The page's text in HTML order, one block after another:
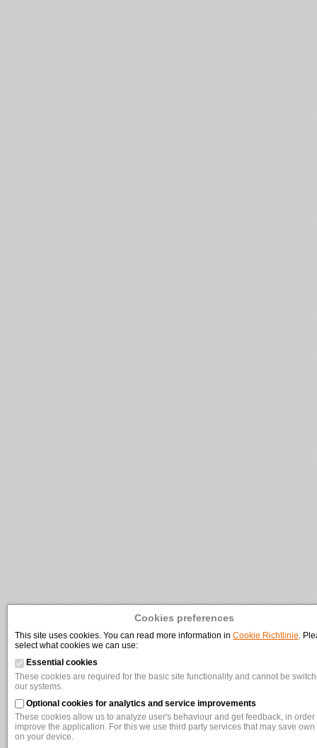
Cookies preferences
This site uses cookies. You can read more information in Cookie Richtlinie.
select what cookies we can use:
Essential cookies
These cookies are required for the basic site functionality and cannot be
our systems.
Optional cookies for analytics and service improvements
These cookies allow us to analyze user's behaviour and get feedback, in order
improve the application. For this we use third party services that may save
on your device.